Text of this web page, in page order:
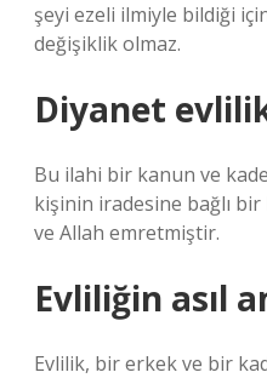
şeyi ezeli ilmiyle bildiği
değişiklik olmaz.
Diyanet
Bu ilahi bir kanun ve
kişinin iradesine bağlı
ve Allah emretmiştir.
Evliliğin asıl
Evlilik, bir erkek ve bir